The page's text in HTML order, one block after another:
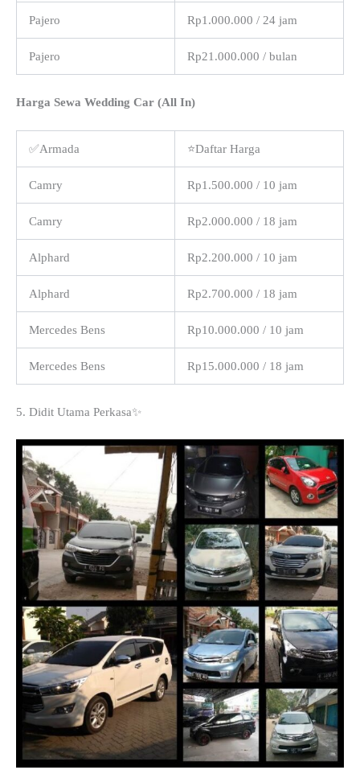
Pajero Rp1.000.000 / 24 jam
Pajero Rp21.000.000 / bulan
Harga Sewa Wedding Car (All In)
✅Armada ⭐Daftar Harga
Camry Rp1.500.000 / 10 jam
Camry Rp2.000.000 / 18 jam
Alphard Rp2.200.000 / 10 jam
Alphard Rp2.700.000 / 18 jam
Mercedes Bens Rp10.000.000 / 10 jam
Mercedes Bens Rp15.000.000 / 18 jam
5. Didit Utama Perkasa✨